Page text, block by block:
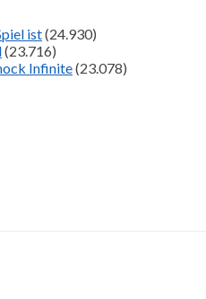
ist(24.930)
(23.716)
Infinite(23.078)